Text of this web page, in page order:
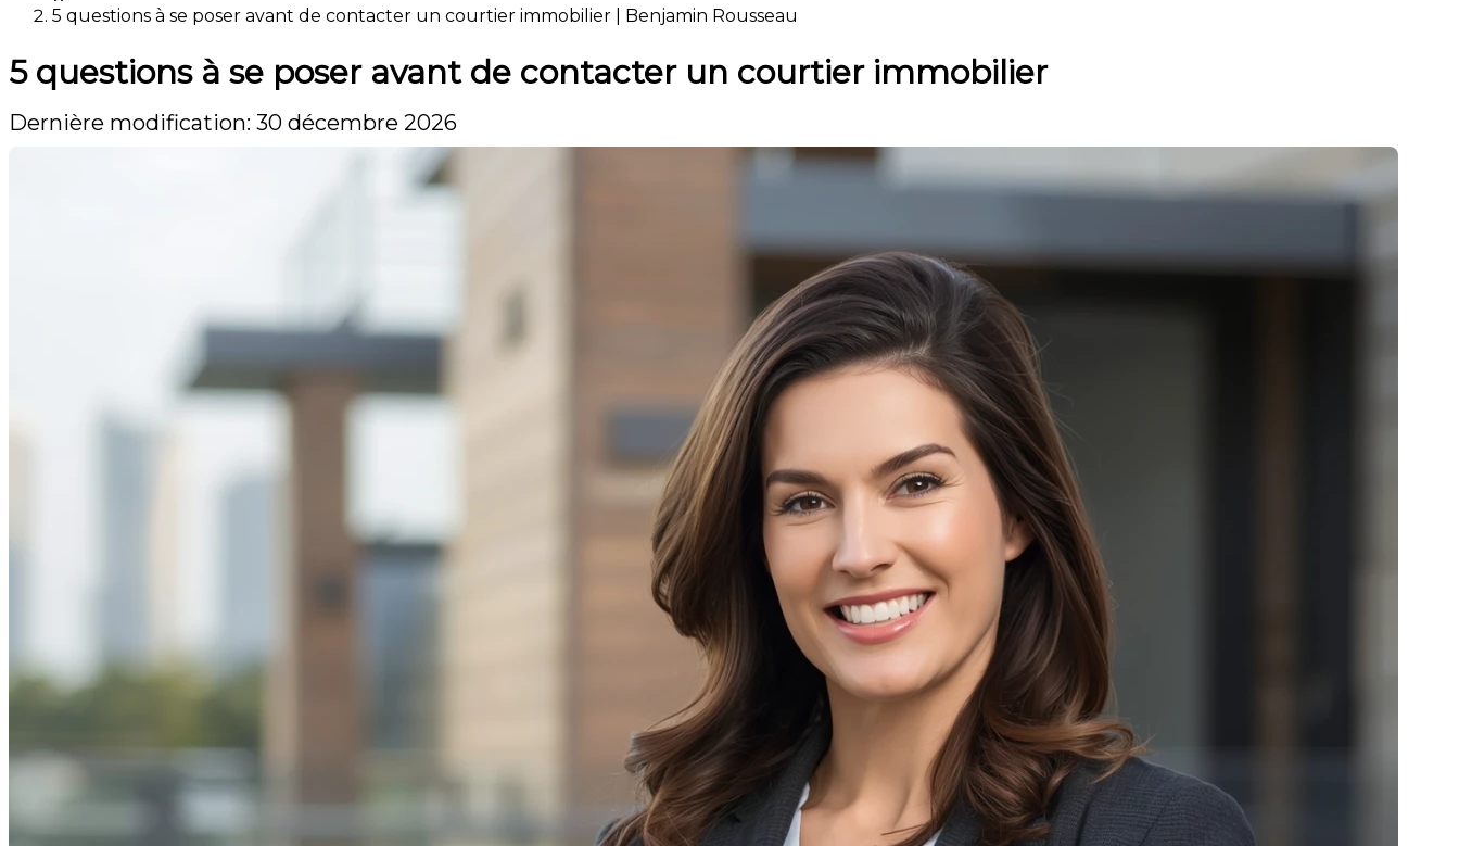
5 questions à se poser avant de contacter un courtier immobilier | Benjamin Rousseau
5 questions à se poser avant de contacter un courtier immobilier
Dernière modification: 30 décembre 2026